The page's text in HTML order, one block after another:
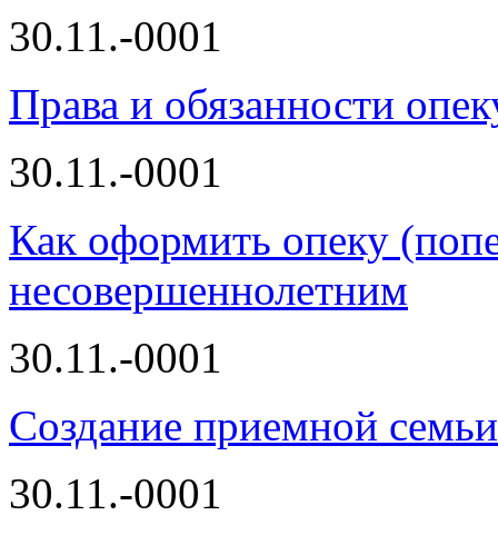
30.11.-0001
Права и обязанности
30.11.-0001
Как оформить опеку
несовершеннолетним
30.11.-0001
Создание приемной семьи
30.11.-0001